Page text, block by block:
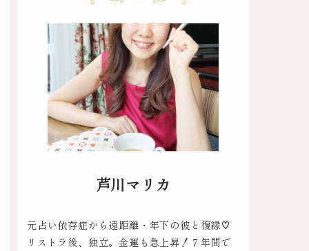
芦川マリカ
元占い依存症から遠距離・年下の彼と復縁♡
リストラ後、独立。金運も急上昇！７年間で